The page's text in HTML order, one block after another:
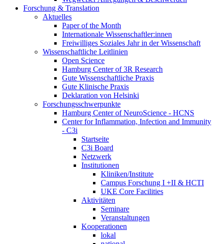
Forschung & Translation
Aktuelles
Paper of the Month
Internationale Wissenschaftler:innen
Freiwilliges Soziales Jahr in der Wissenschaft
Wissenschaftliche Leitlinien
Open Science
Hamburg Center of 3R Research
Gute Wissenschaftliche Praxis
Gute Klinische Praxis
Deklaration von Helsinki
Forschungsschwerpunkte
Hamburg Center of NeuroScience - HCNS
Center for Inflammation, Infection and Immunity
- C3i
Startseite
C3i Board
Netzwerk
Institutionen
Kliniken/Institute
Campus Forschung I +II & HCTI
UKE Core Facilities
Aktivitäten
Seminare
Veranstaltungen
Kooperationen
lokal